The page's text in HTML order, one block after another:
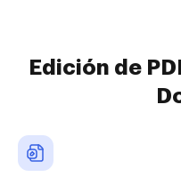
Edición de